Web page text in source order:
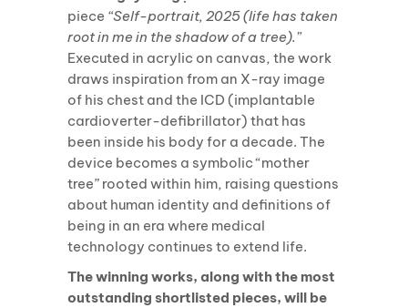
piece “Self-portrait, 2025 (life has taken
root in me in the shadow of a tree).”
Executed in acrylic on canvas, the work
draws inspiration from an X-ray image
of his chest and the ICD (implantable
cardioverter-defibrillator) that has
been inside his body for a decade. The
device becomes a symbolic “mother
tree” rooted within him, raising questions
about human identity and definitions of
being in an era where medical
technology continues to extend life.
The winning works, along with the most
outstanding shortlisted pieces, will be